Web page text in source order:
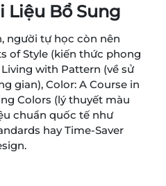
Liệu Bổ Sung
người tự học còn nên
of Style (kiến thức phong
with Pattern (về sử
gian), Color: A Course in
Colors (lý thuyết màu
chuẩn quốc tế như
hay Time-Saver